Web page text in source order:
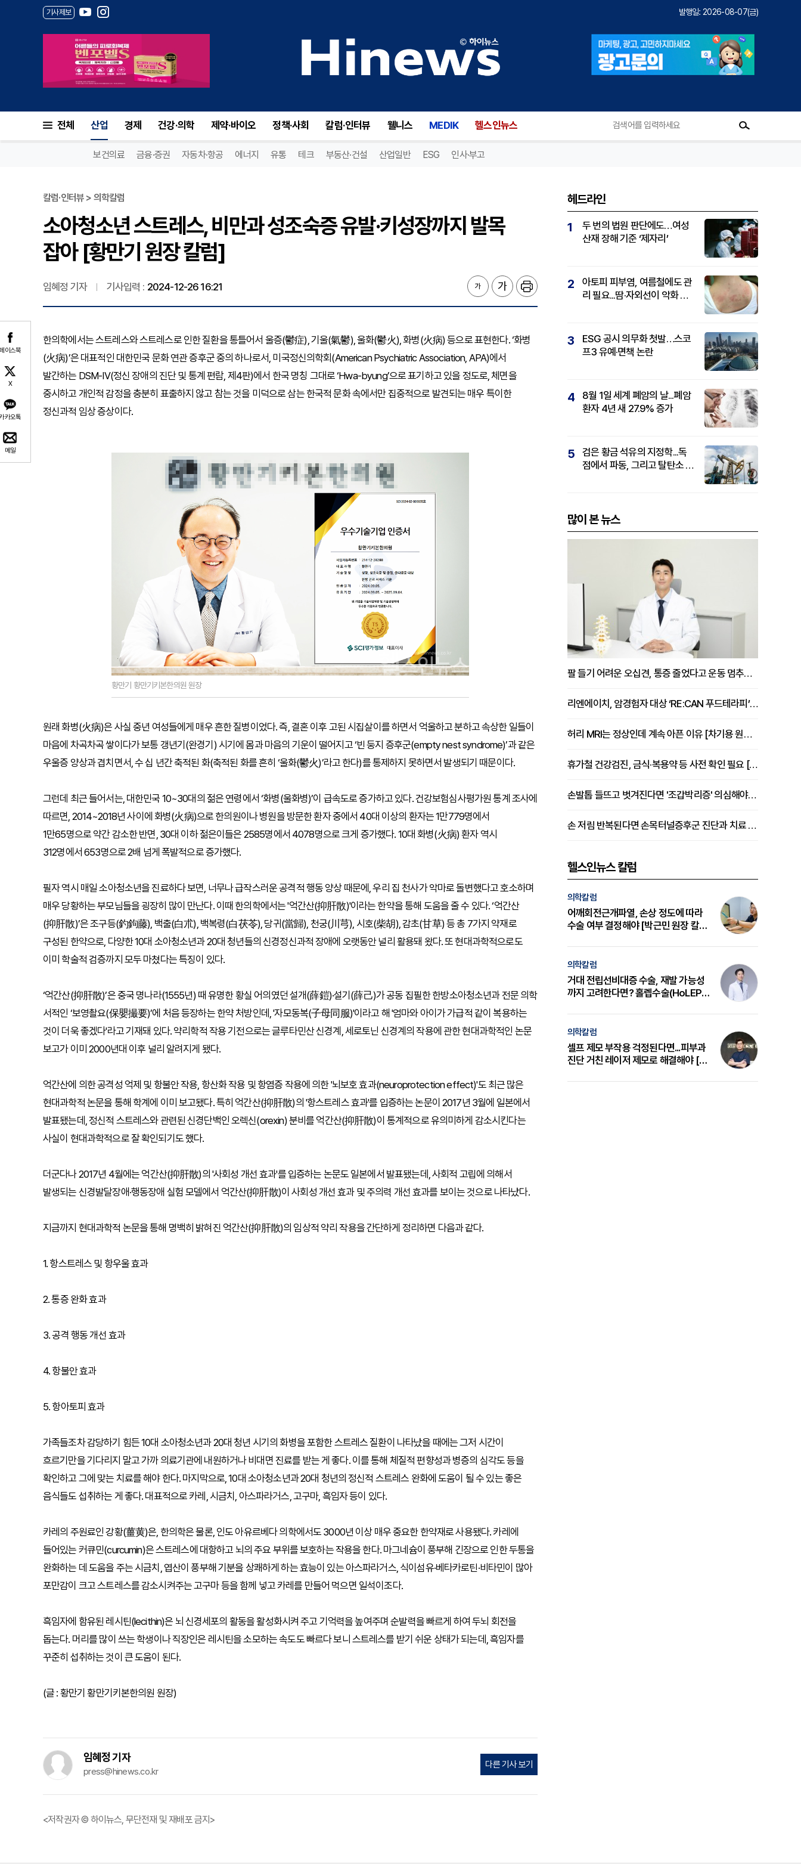
기사제보 발행일: 2026-08-07(금)
전체 산업 경제 건강·의학 제약·바이오 정책·사회 칼럼·인터뷰 웰니스 MEDIK 헬스인뉴스
보건의료 금융·증권 자동차·항공 에너지 유통 테크 부동산·건설 산업일반 ESG 인사·부고
이스북
X
카오톡
메일
칼럼·인터뷰 > 의학칼럼
소아청소년 스트레스, 비만과 성조숙증 유발·키성장까지 발목
잡아 [황만기 원장 칼럼]
임혜정 기자 기사입력 : 2024-12-26 16:21
한의학에서는 스트레스와 스트레스로 인한 질환을 통틀어서 울증(鬱症), 기울(氣鬱), 울화(鬱火), 화병(火病) 등으로 표현한다. ‘화병
(火病)’은 대표적인 대한민국 문화 연관 증후군 중의 하나로서, 미국정신의학회(American Psychiatric Association, APA)에서
발간하는 DSM-IV(정신 장애의 진단 및 통계 편람, 제4판)에서 한국 명칭 그대로 ‘Hwa-byung’으로 표기하고 있을 정도로, 체면을
중시하고 개인적 감정을 충분히 표출하지 않고 참는 것을 미덕으로 삼는 한국적 문화 속에서만 집중적으로 발견되는 매우 특이한
정신과적 임상 증상이다.
황만기 황만기키본한의원 원장
원래 화병(火病)은 사실 중년 여성들에게 매우 흔한 질병이었다. 즉, 결혼 이후 고된 시집살이를 하면서 억울하고 분하고 속상한 일들이
마음에 차곡차곡 쌓이다가 보통 갱년기(완경기) 시기에 몸과 마음의 기운이 떨어지고 ‘빈 둥지 증후군(empty nest syndrome)’과 같은
우울증 양상과 겹치면서, 수 십 년간 축적된 화(축적된 화를 흔히 ‘울화(鬱火)’라고 한다)를 통제하지 못하면서 발생되기 때문이다.
그런데 최근 들어서는, 대한민국 10~30대의 젊은 연령에서 ‘화병(울화병)’이 급속도로 증가하고 있다. 건강보험심사평가원 통계 조사에
따르면, 2014~2018년 사이에 화병(火病)으로 한의원이나 병원을 방문한 환자 중에서 40대 이상의 환자는 1만779명에서
1만65명으로 약간 감소한 반면, 30대 이하 젊은이들은 2585명에서 4078명으로 크게 증가했다. 10대 화병(火病) 환자 역시
312명에서 653명으로 2배 넘게 폭발적으로 증가했다.
필자 역시 매일 소아청소년을 진료하다 보면, 너무나 급작스러운 공격적 행동 양상 때문에, 우리 집 천사가 악마로 돌변했다고 호소하며
매우 당황하는 부모님들을 굉장히 많이 만난다. 이때 한의학에서는 '억간산(抑肝散)'이라는 한약을 통해 도움을 줄 수 있다. ‘억간산
(抑肝散)’은 조구등(釣鉤藤), 백출(白朮), 백복령(白茯苓), 당귀(當歸), 천궁(川芎), 시호(柴胡), 감초(甘草) 등 총 7가지 약재로
구성된 한약으로, 다양한 10대 소아청소년과 20대 청년들의 신경정신과적 장애에 오랫동안 널리 활용돼 왔다. 또 현대과학적으로도
이미 학술적 검증까지 모두 마쳤다는 특징이 있다.
‘억간산(抑肝散)’은 중국 명나라(1555년) 때 유명한 황실 어의였던 설개(薛鎧)·설기(薛己)가 공동 집필한 한방소아청소년과 전문 의학
서적인 ‘보영촬요(保嬰撮要)’에 처음 등장하는 한약 처방인데, '자모동복(子母同服)'이라고 해 '엄마와 아이가 가급적 같이 복용하는
것이 더욱 좋겠다'라고 기재돼 있다. 약리학적 작용 기전으로는 글루타민산 신경계, 세로토닌 신경계의 작용에 관한 현대과학적인 논문
보고가 이미 2000년대 이후 널리 알려지게 됐다.
억간산에 의한 공격성 억제 및 항불안 작용, 항산화 작용 및 항염증 작용에 의한 '뇌보호 효과(neuroprotection effect)'도 최근 많은
현대과학적 논문을 통해 학계에 이미 보고됐다. 특히 억간산(抑肝散)의 '항스트레스 효과'를 입증하는 논문이 2017년 3월에 일본에서
발표됐는데, 정신적 스트레스와 관련된 신경단백인 오렉신(orexin) 분비를 억간산(抑肝散)이 통계적으로 유의미하게 감소시킨다는
사실이 현대과학적으로 잘 확인되기도 했다.
더군다나 2017년 4월에는 억간산(抑肝散)의 '사회성 개선 효과'를 입증하는 논문도 일본에서 발표됐는데, 사회적 고립에 의해서
발생되는 신경발달장애·행동장애 실험 모델에서 억간산(抑肝散)이 사회성 개선 효과 및 주의력 개선 효과를 보이는 것으로 나타났다.
지금까지 현대과학적 논문을 통해 명백히 밝혀진 억간산(抑肝散)의 임상적 약리 작용을 간단하게 정리하면 다음과 같다.
1. 항스트레스 및 항우울 효과
2. 통증 완화 효과
3. 공격 행동 개선 효과
4. 항불안 효과
5. 항아토피 효과
가족들조차 감당하기 힘든 10대 소아청소년과 20대 청년 시기의 화병을 포함한 스트레스 질환이 나타났을 때에는 그저 시간이
흐르기만을 기다리지 말고 가까 의료기관에 내원하거나 비대면 진료를 받는 게 좋다. 이를 통해 체질적 편향성과 병증의 심각도 등을
확인하고 그에 맞는 치료를 해야 한다. 마지막으로, 10대 소아청소년과 20대 청년의 정신적 스트레스 완화에 도움이 될 수 있는 좋은
음식들도 섭취하는 게 좋다. 대표적으로 카레, 시금치, 아스파라거스, 고구마, 흑임자 등이 있다.
카레의 주원료인 강황(薑黄)은, 한의학은 물론, 인도 아유르베다 의학에서도 3000년 이상 매우 중요한 한약재로 사용됐다. 카레에
들어있는 커큐민(curcumin)은 스트레스에 대항하고 뇌의 주요 부위를 보호하는 작용을 한다. 마그네슘이 풍부해 긴장으로 인한 두통을
완화하는 데 도움을 주는 시금치, 엽산이 풍부해 기분을 상쾌하게 하는 효능이 있는 아스파라거스, 식이섬유·베타카로틴·비타민이 많아
포만감이 크고 스트레스를 감소시켜주는 고구마 등을 함께 넣고 카레를 만들어 먹으면 일석이조다.
흑임자에 함유된 레시틴(lecithin)은 뇌 신경세포의 활동을 활성화시켜 주고 기억력을 높여주며 순발력을 빠르게 하여 두뇌 회전을
돕는다. 머리를 많이 쓰는 학생이나 직장인은 레시틴을 소모하는 속도도 빠르다 보니 스트레스를 받기 쉬운 상태가 되는데, 흑임자를
꾸준히 섭취하는 것이 큰 도움이 된다.
(글 : 황만기 황만기키본한의원 원장)
임혜정 기자
press@hinews.co.kr
다른 기사 보기
<저작권자 © 하이뉴스, 무단전재 및 재배포 금지>
헤드라인
1
두 번의 법원 판단에도…여성
산재 장해 기준 ‘제자리’
2
아토피 피부염, 여름철에도 관
리 필요...땀·자외선이 악화 요
3
ESG 공시 의무화 첫발…스코
프3 유예·면책 논란
4
8월 1일 세계 폐암의 날...폐암
환자 4년 새 27.9% 증가
5
검은 황금 석유의 지정학...독
점에서 파동, 그리고 탈탄소 패
많이 본 뉴스
팔 들기 어려운 오십견, 통증 줄었다고 운동 멈추면 안 되는 이유 [이병욱 원장 칼럼]
리엔에이치, 암경험자 대상 ‘RE:CAN 푸드테라피’ 운영
허리 MRI는 정상인데 계속 아픈 이유 [차기용 원장 칼럼]
휴가철 건강검진, 금식·복용약 등 사전 확인 필요 [정도감 원장 칼럼]
손발톱 들뜨고 벗겨진다면 '조갑박리증' 의심해야 [김철윤 원장 칼럼]
손 저림 반복된다면 손목터널증후군 진단과 치료 시기 살펴야 [김동현 원장 칼럼]
헬스인뉴스 칼럼
의학칼럼
어깨회전근개파열, 손상 정도에 따라
수술 여부 결정해야 [박근민 원장 칼
의학칼럼
거대 전립선비대증 수술, 재발 가능성
까지 고려한다면? 홀렙수술(HoLEP)
의학칼럼
셀프 제모 부작용 걱정된다면...피부과
진단 거친 레이저 제모로 해결해야 [변